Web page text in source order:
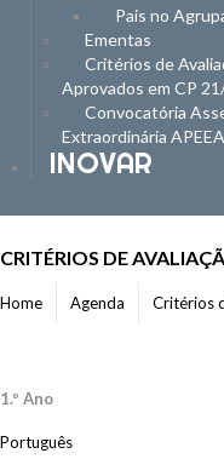
Pais no
Ementas
Critérios de
Aprovados em CP
Convocatória
Extraordinária
INOVAR
CRITÉRIOS DE
Home Agenda Critérios
1.º Ano
Português